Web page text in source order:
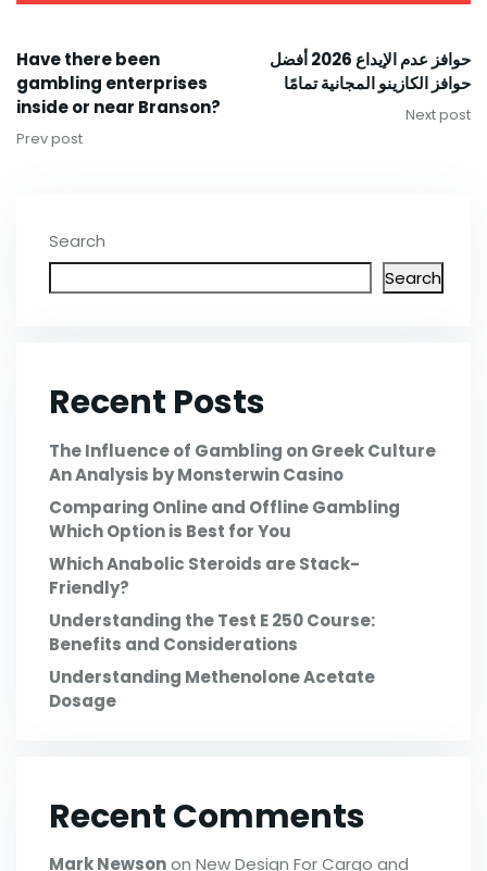
Have there been
gambling enterprises
inside or near Branson?
Prev post
حوافز عدم الإيداع 2026 أفضل
حوافز الكازينو المجانية تمامًا
Next post
Search
Search
Recent Posts
The Influence of Gambling on Greek Culture
An Analysis by Monsterwin Casino
Comparing Online and Offline Gambling
Which Option is Best for You
Which Anabolic Steroids are Stack-
Friendly?
Understanding the Test E 250 Course:
Benefits and Considerations
Understanding Methenolone Acetate
Dosage
Recent Comments
Mark Newsonon New Design For Cargo and